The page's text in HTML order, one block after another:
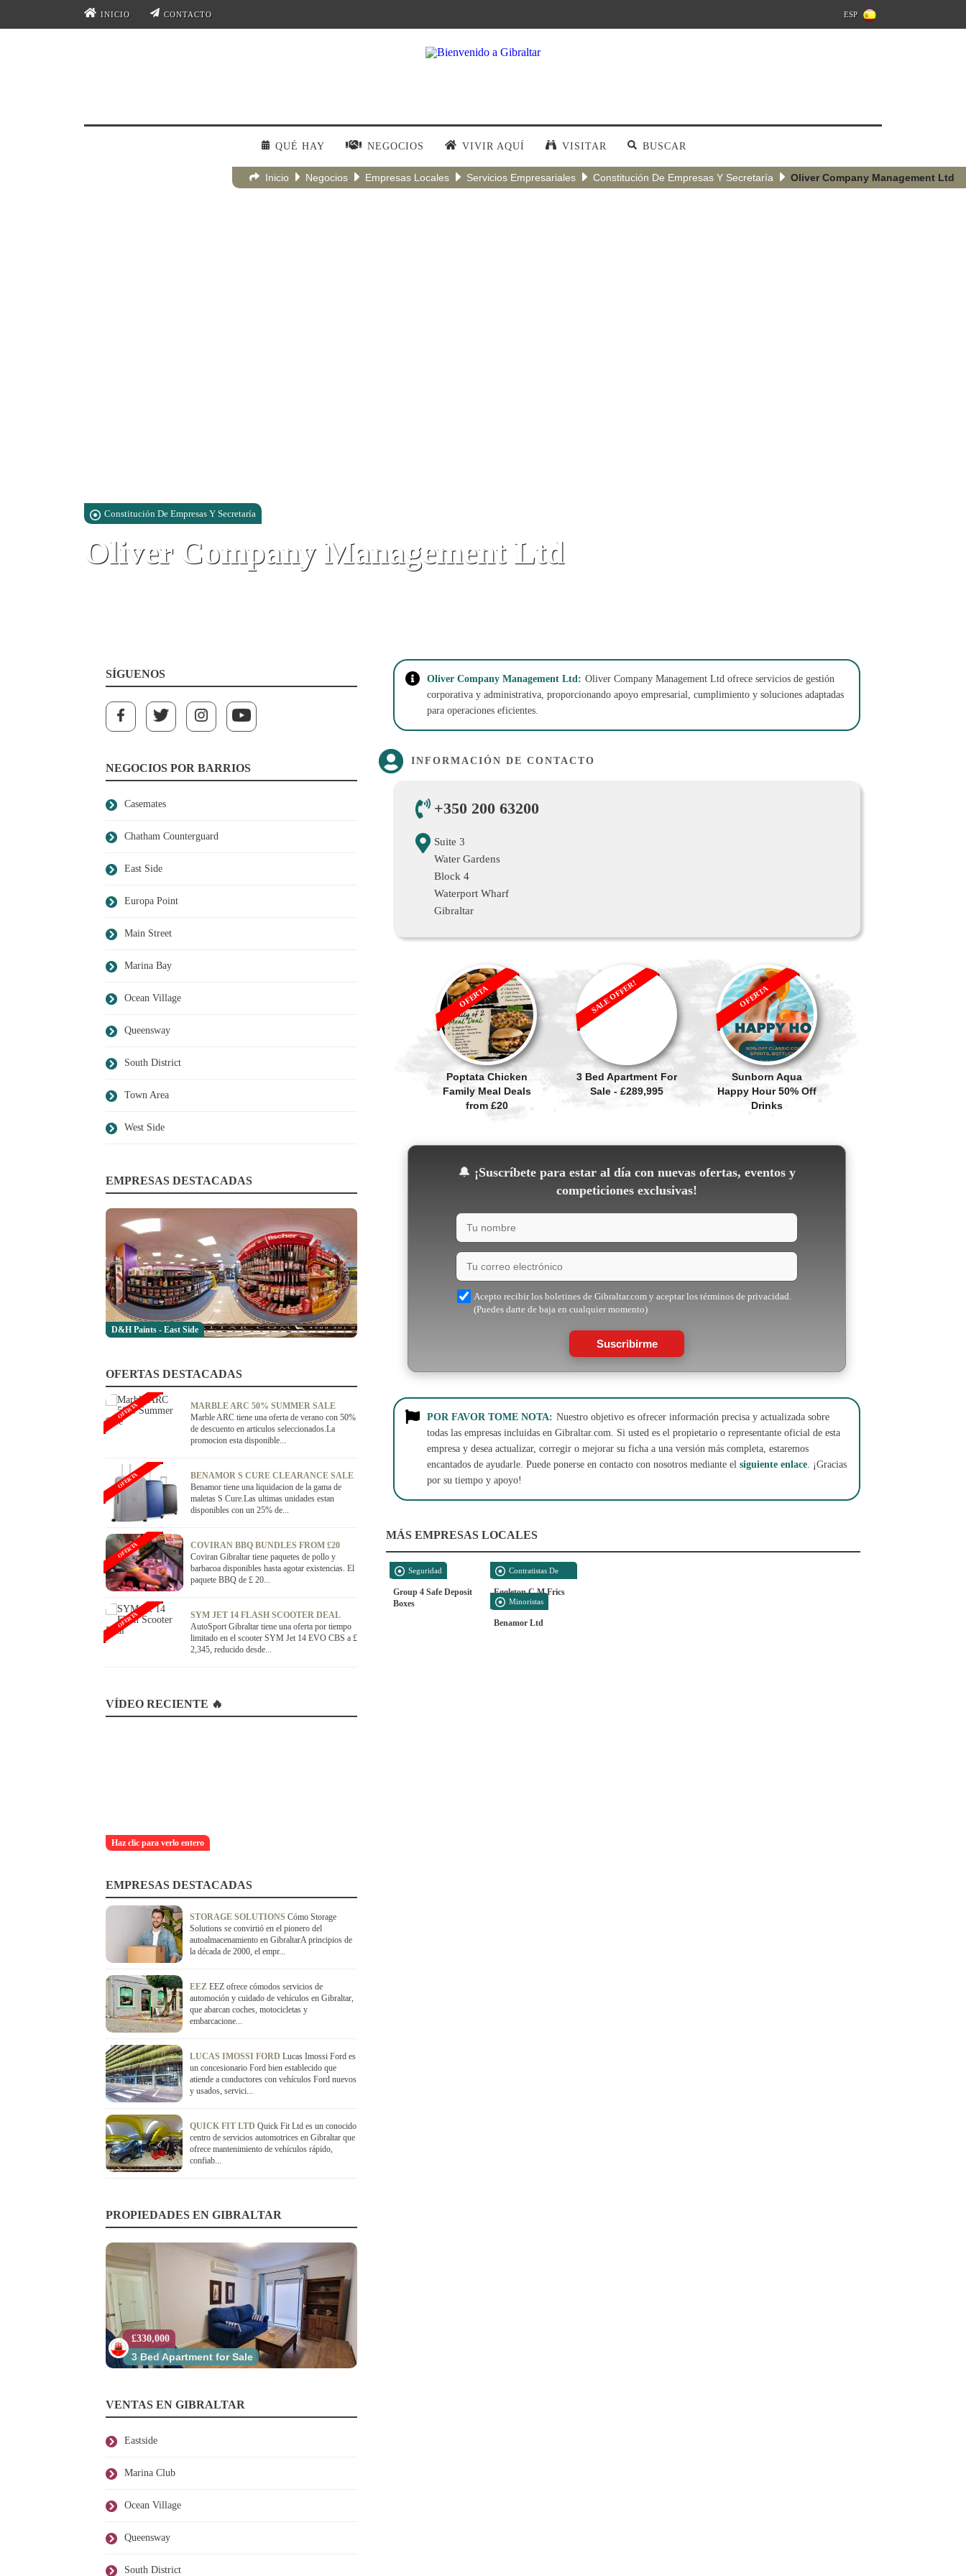
INICIO CONTACTO ESP
QUÉ HAY NEGOCIOS VIVIR AQUÍ VISITAR BUSCAR
Inicio Negocios Empresas Locales Servicios Empresariales Constitución De Empresas Y Secretaría Oliver Company Management Ltd
Constitución De Empresas Y Secretaría
Oliver Company Management Ltd
SÍGUENOS
NEGOCIOS POR BARRIOS
Casemates
Chatham Counterguard
East Side
Europa Point
Main Street
Marina Bay
Ocean Village
Queensway
South District
Town Area
West Side
EMPRESAS DESTACADAS
D&H Paints - East Side
OFERTAS DESTACADAS
MARBLE ARC 50% SUMMER SALE
Marble ARC tiene una oferta de verano con 50%
de descuento en articulos seleccionados.La
promocion esta disponible...
OFERTA
BENAMOR S CURE CLEARANCE SALE
Benamor tiene una liquidacion de la gama de
maletas S Cure.Las ultimas unidades estan
disponibles con un 25% de...
OFERTA
COVIRAN BBQ BUNDLES FROM £20
Coviran Gibraltar tiene paquetes de pollo y
barbacoa disponibles hasta agotar existencias. El
paquete BBQ de £ 20...
OFERTA
SYM JET 14 FLASH SCOOTER DEAL
AutoSport Gibraltar tiene una oferta por tiempo
limitado en el scooter SYM Jet 14 EVO CBS a £
2,345, reducido desde...
OFERTA
VÍDEO RECIENTE 🔥
Haz clic para verlo entero
EMPRESAS DESTACADAS
STORAGE SOLUTIONS Cómo Storage
Solutions se convirtió en el pionero del
autoalmacenamiento en GibraltarA principios de
la década de 2000, el empr...
EEZ EEZ ofrece cómodos servicios de
automoción y cuidado de vehículos en Gibraltar,
que abarcan coches, motocicletas y
embarcacione...
LUCAS IMOSSI FORD Lucas Imossi Ford es
un concesionario Ford bien establecido que
atiende a conductores con vehículos Ford nuevos
y usados, servici...
QUICK FIT LTD Quick Fit Ltd es un conocido
centro de servicios automotrices en Gibraltar que
ofrece mantenimiento de vehículos rápido,
confiab...
PROPIEDADES EN GIBRALTAR
£330,000
3 Bed Apartment for Sale
VENTAS EN GIBRALTAR
Eastside
Marina Club
Ocean Village
Queensway
South District
Oliver Company Management Ltd: Oliver Company Management Ltd ofrece servicios de gestión
corporativa y administrativa, proporcionando apoyo empresarial, cumplimiento y soluciones adaptadas
para operaciones eficientes.
INFORMACIÓN DE CONTACTO
+350 200 63200
Suite 3
Water Gardens
Block 4
Waterport Wharf
Gibraltar
Poptata Chicken
Family Meal Deals
from £20
OFERTA
3 Bed Apartment For
Sale - £289,995
SALE OFFER!
Sunborn Aqua
Happy Hour 50% Off
Drinks
OFERTA
🔔 ¡Suscríbete para estar al día con nuevas ofertas, eventos y
competiciones exclusivas!
Acepto recibir los boletines de Gibraltar.com y aceptar los términos de privacidad.
(Puedes darte de baja en cualquier momento)
Suscribirme
POR FAVOR TOME NOTA: Nuestro objetivo es ofrecer información precisa y actualizada sobre
todas las empresas incluidas en Gibraltar.com. Si usted es el propietario o representante oficial de esta
empresa y desea actualizar, corregir o mejorar su ficha a una versión más completa, estaremos
encantados de ayudarle. Puede ponerse en contacto con nosotros mediante el siguiente enlace. ¡Gracias
por su tiempo y apoyo!
MÁS EMPRESAS LOCALES
Seguridad
Group 4 Safe Deposit
Boxes
Contratistas De
Construcción
Eggleton C M Frics
Minoristas
Benamor Ltd